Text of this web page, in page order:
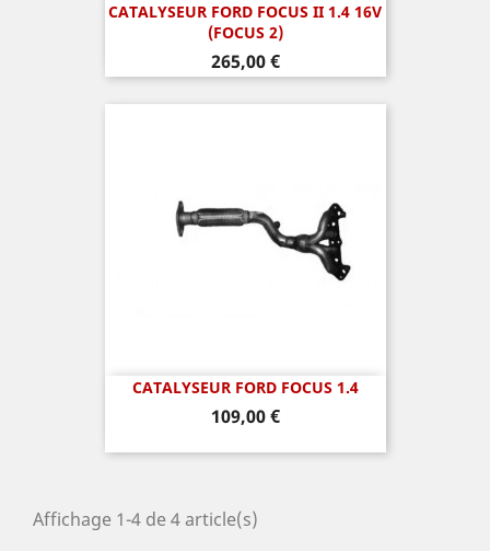
CATALYSEUR FORD FOCUS II 1.4 16V
(FOCUS 2)
Prix
265,00 €
CATALYSEUR FORD FOCUS 1.4
Prix
109,00 €
Affichage 1-4 de 4 article(s)